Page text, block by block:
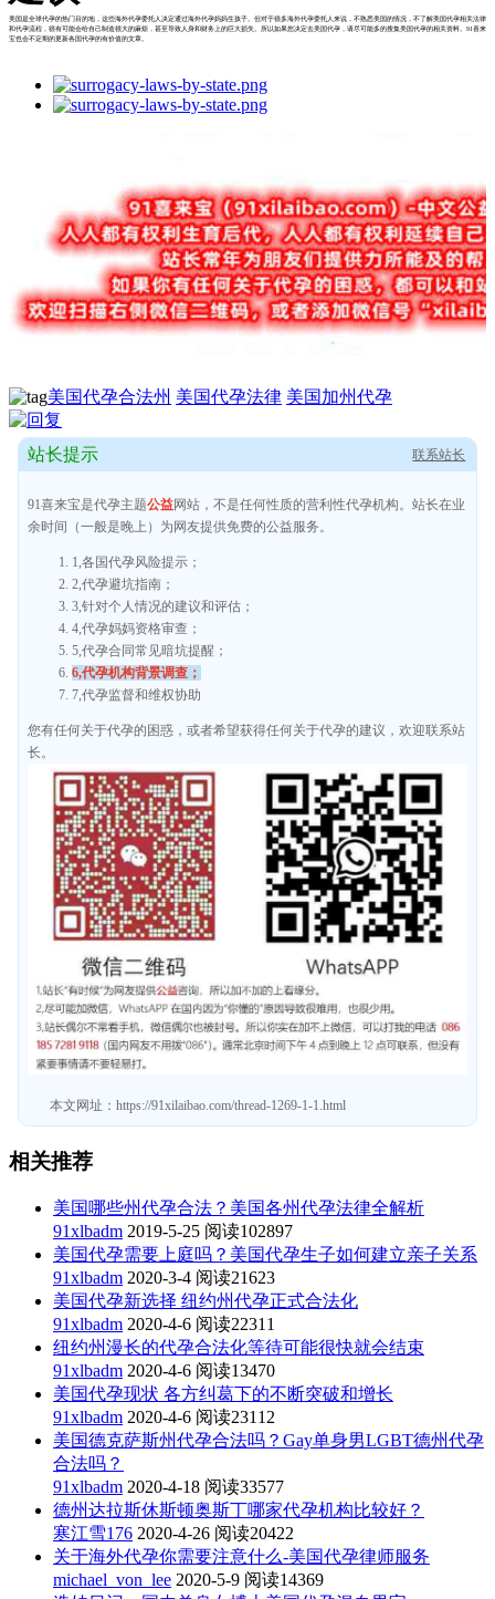
美国是全球代孕的热门目的地，这些海外代孕委托人决定通过海外代孕妈妈生孩子。但对于很多海外代孕委托人来说，不熟悉美国的情况，不了解美国代孕相关法律
和代孕流程，很有可能会给自己制造很大的麻烦，甚至导致人身和财务上的巨大损失。所以如果您决定去美国代孕，请尽可能多的搜集美国代孕的相关资料。91喜来
宝也会不定期的更新各国代孕的有价值的文章。
美国代孕合法州 美国代孕法律 美国加州代孕
站长提示
91喜来宝是代孕主题公益网站，不是任何性质的营利性代孕机构。站长在业
余时间（一般是晚上）为网友提供免费的公益服务。
1,各国代孕风险提示；
2,代孕避坑指南；
3,针对个人情况的建议和评估；
4,代孕妈妈资格审查；
5,代孕合同常见暗坑提醒；
6,代孕机构背景调查；
7,代孕监督和维权协助
您有任何关于代孕的困惑，或者希望获得任何关于代孕的建议，欢迎联系站
长。
本文网址： https://91xilaibao.com/thread-1269-1-1.html
联系站长
相关推荐
美国哪些州代孕合法？美国各州代孕法律全解析
91xlbadm 2019-5-25 阅读102897
美国代孕需要上庭吗？美国代孕生子如何建立亲子关系
91xlbadm 2020-3-4 阅读21623
美国代孕新选择 纽约州代孕正式合法化
91xlbadm 2020-4-6 阅读22311
纽约州漫长的代孕合法化等待可能很快就会结束
91xlbadm 2020-4-6 阅读13470
美国代孕现状 各方纠葛下的不断突破和增长
91xlbadm 2020-4-6 阅读23112
美国德克萨斯州代孕合法吗？Gay单身男LGBT德州代孕
合法吗？
91xlbadm 2020-4-18 阅读33577
德州达拉斯休斯顿奥斯丁哪家代孕机构比较好？
寒江雪176 2020-4-26 阅读20422
关于海外代孕你需要注意什么-美国代孕律师服务
michael_von_lee 2020-5-9 阅读14369